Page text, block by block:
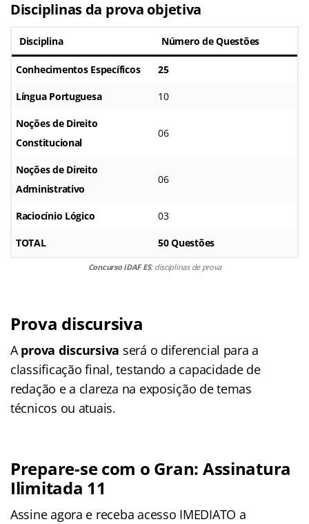
Disciplinas da prova objetiva
Disciplina Número de Questões
Conhecimentos Específicos 25
Língua Portuguesa 10
Noções de Direito
Constitucional
06
Noções de Direito
Administrativo
06
Raciocínio Lógico 03
TOTAL 50 Questões
Concurso IDAF ES: disciplinas de prova
Prova discursiva
A prova discursiva será o diferencial para a
classificação final, testando a capacidade de
redação e a clareza na exposição de temas
técnicos ou atuais.
Prepare-se com o Gran: Assinatura
Ilimitada 11
Assine agora e receba acesso IMEDIATO a